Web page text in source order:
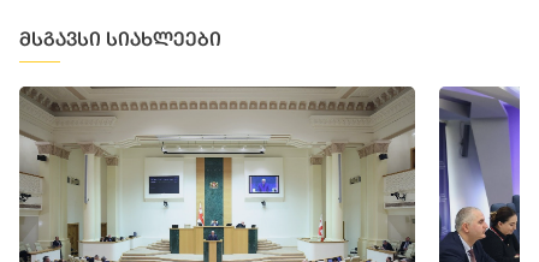
მსგავსი სიახლეები